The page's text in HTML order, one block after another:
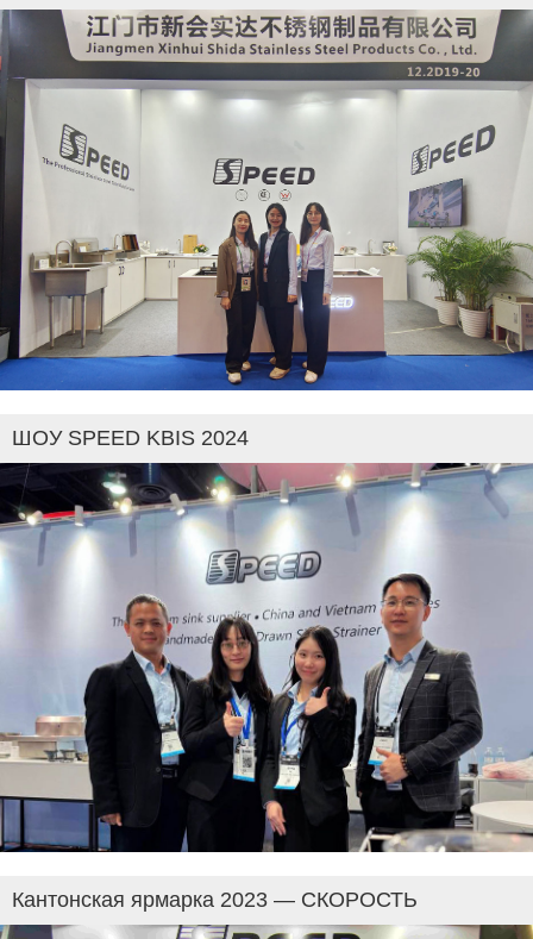
ШОУ SPEED KBIS 2024
Кантонская ярмарка 2023 — СКОРОСТЬ